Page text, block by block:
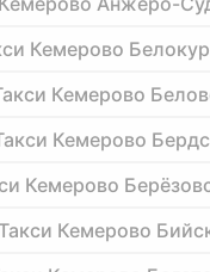
Кемерово
Кемерово
Кемерово
Кемерово
Кемерово